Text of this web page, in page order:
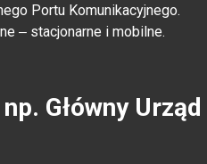
Portu Komunikacyjnego.
‒ stacjonarne i mobilne.
Główny Urząd